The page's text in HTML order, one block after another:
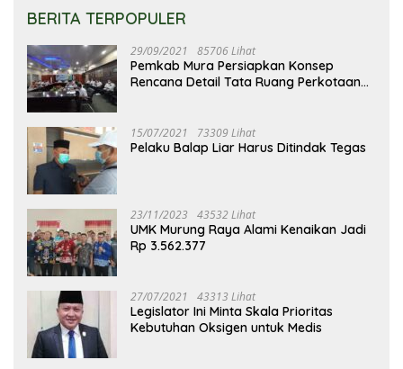
BERITA TERPOPULER
29/09/2021 85706 Lihat
Pemkab Mura Persiapkan Konsep
Rencana Detail Tata Ruang Perkotaan
15/07/2021 73309 Lihat
Pelaku Balap Liar Harus Ditindak Tegas
23/11/2023 43532 Lihat
UMK Murung Raya Alami Kenaikan Jadi
Rp 3.562.377
27/07/2021 43313 Lihat
Legislator Ini Minta Skala Prioritas
Kebutuhan Oksigen untuk Medis